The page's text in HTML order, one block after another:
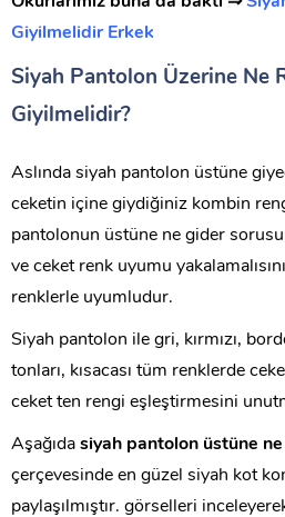
Giyilmelidir Erkek
Siyah Pantolon Üzerine Ne
Giyilmelidir?
Aslında siyah pantolon üstüne
ceketin içine giydiğiniz kombin
pantolonun üstüne ne gider
ve ceket renk uyumu
renklerle uyumludur.
Siyah pantolon ile gri, kırmızı,
tonları, kısacası tüm renklerde
ceket ten rengi eşleştirmesini
Aşağıda siyah pantolon üstüne
çerçevesinde en güzel siyah kot
paylaşılmıştır. görselleri